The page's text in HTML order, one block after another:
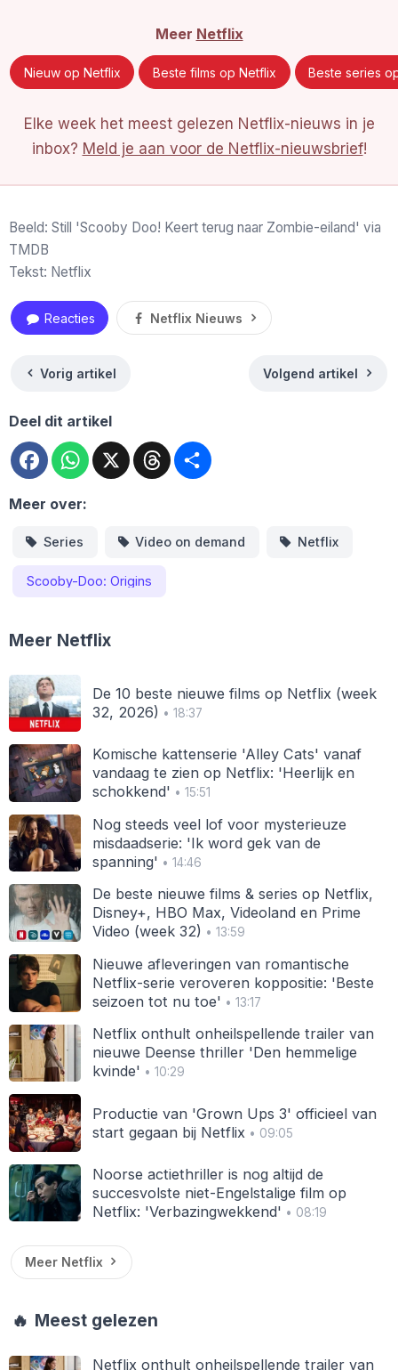
Meer Netflix
Nieuw op Netflix Beste films op Netflix Beste series
Elke week het meest gelezen Netflix-nieuws in je
inbox? Meld je aan voor de Netflix-nieuwsbrief!
Beeld: Still 'Scooby Doo! Keert terug naar Zombie-eiland' via
TMDB
Tekst: Netflix
Reacties Netflix Nieuws
Vorig artikel Volgend artikel
Deel dit artikel
FacebookWhatsApp
X Threads
Meer over:
Series Video on demand Netflix
Scooby-Doo: Origins
Meer Netflix
De 10 beste nieuwe films op Netflix (week
32, 2026) • 18:37
Komische kattenserie 'Alley Cats' vanaf
vandaag te zien op Netflix: 'Heerlijk en
schokkend' • 15:51
Nog steeds veel lof voor mysterieuze
misdaadserie: 'Ik word gek van de
spanning' • 14:46
De beste nieuwe films & series op Netflix,
Disney+, HBO Max, Videoland en Prime
Video (week 32) • 13:59
Nieuwe afleveringen van romantische
Netflix-serie veroveren koppositie: 'Beste
seizoen tot nu toe' • 13:17
Netflix onthult onheilspellende trailer van
nieuwe Deense thriller 'Den hemmelige
kvinde' • 10:29
Productie van 'Grown Ups 3' officieel van
start gegaan bij Netflix • 09:05
Noorse actiethriller is nog altijd de
succesvolste niet-Engelstalige film op
Netflix: 'Verbazingwekkend' • 08:19
Meer Netflix
🔥 Meest gelezen
Netflix onthult onheilspellende trailer van